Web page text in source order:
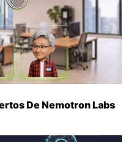
De Nemotron Labs